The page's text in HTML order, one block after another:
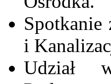
Spotkanie
i
Udział